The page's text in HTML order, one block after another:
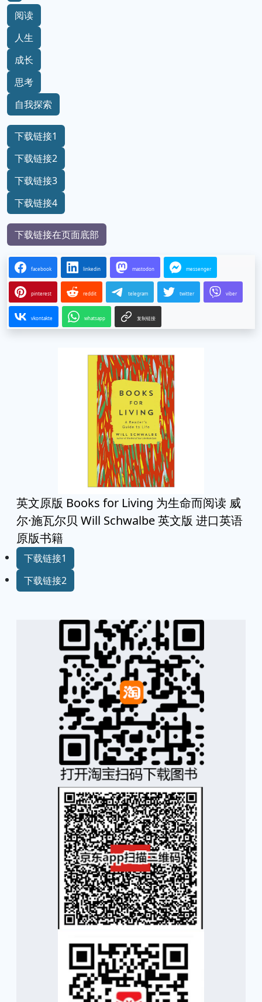
阅读
人生
成长
思考
自我探索
下载链接1
下载链接2
下载链接3
下载链接4
下载链接在页面底部
facebook linkedin mastodon messenger
pinterest reddit telegram twitter viber
vkontakte whatsapp 复制链接
英文原版 Books for Living 为生命而阅读 威
尔·施瓦尔贝 Will Schwalbe 英文版 进口英语
原版书籍
下载链接1
下载链接2